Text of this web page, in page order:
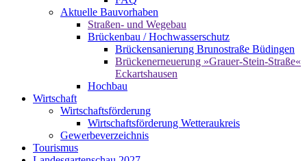
Aktuelle Bauvorhaben
Straßen- und Wegebau
Brückenbau / Hochwasserschutz
Brückensanierung Brunostraße Büdingen
Brückenerneuerung »Grauer-Stein-Straße«
Eckartshausen
Hochbau
Wirtschaft
Wirtschaftsförderung
Wirtschaftsförderung Wetteraukreis
Gewerbeverzeichnis
Tourismus